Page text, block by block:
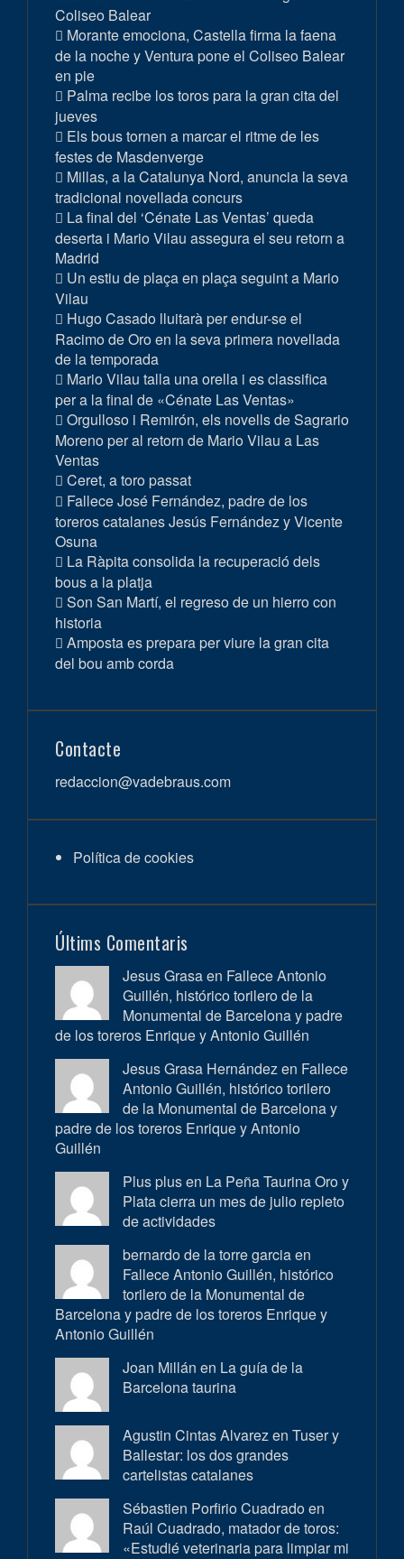
Coliseo Balear
Morante emociona, Castella firma la faena
de la noche y Ventura pone el Coliseo Balear
en pie
Palma recibe los toros para la gran cita del
jueves
Els bous tornen a marcar el ritme de les
festes de Masdenverge
Millas, a la Catalunya Nord, anuncia la seva
tradicional novellada concurs
La final del ‘Cénate Las Ventas’ queda
deserta i Mario Vilau assegura el seu retorn a
Madrid
Un estiu de plaça en plaça seguint a Mario
Vilau
Hugo Casado lluitarà per endur-se el
Racimo de Oro en la seva primera novellada
de la temporada
Mario Vilau talla una orella i es classifica
per a la final de «Cénate Las Ventas»
Orgulloso i Remirón, els novells de Sagrario
Moreno per al retorn de Mario Vilau a Las
Ventas
Ceret, a toro passat
Fallece José Fernández, padre de los
toreros catalanes Jesús Fernández y Vicente
Osuna
La Ràpita consolida la recuperació dels
bous a la platja
Son San Martí, el regreso de un hierro con
historia
Amposta es prepara per viure la gran cita
del bou amb corda
Contacte
redaccion@vadebraus.com
Política de cookies
Últims Comentaris
Jesus Grasa en Fallece Antonio
Guillén, histórico torilero de la
Monumental de Barcelona y padre
de los toreros Enrique y Antonio Guillén
Jesus Grasa Hernández en Fallece
Antonio Guillén, histórico torilero
de la Monumental de Barcelona y
padre de los toreros Enrique y Antonio
Guillén
Plus plus en La Peña Taurina Oro y
Plata cierra un mes de julio repleto
de actividades
bernardo de la torre garcia en
Fallece Antonio Guillén, histórico
torilero de la Monumental de
Barcelona y padre de los toreros Enrique y
Antonio Guillén
Joan Millán en La guía de la
Barcelona taurina
Agustin Cintas Alvarez en Tuser y
Ballestar: los dos grandes
cartelistas catalanes
Sébastien Porfirio Cuadrado en
Raúl Cuadrado, matador de toros:
«Estudié veterinaria para limpiar mi